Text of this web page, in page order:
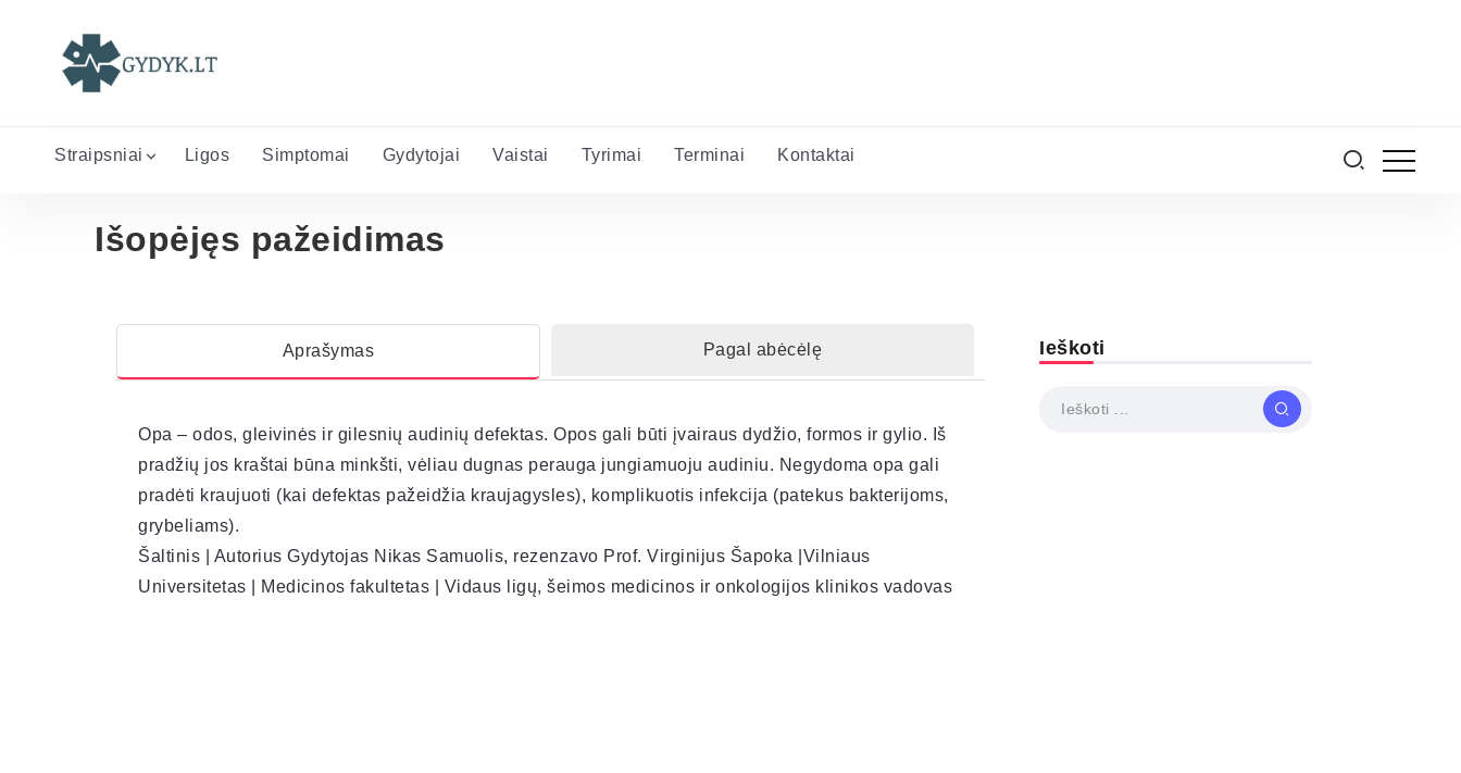
Straipsniai Ligos Simptomai Gydytojai Vaistai Tyrimai Terminai Kontaktai
Išopėjęs pažeidimas
Aprašymas Pagal abėcėlę
Opa – odos, gleivinės ir gilesnių audinių defektas. Opos gali būti įvairaus dydžio, formos ir gylio. Iš
pradžių jos kraštai būna minkšti, vėliau dugnas perauga jungiamuoju audiniu. Negydoma opa gali
pradėti kraujuoti (kai defektas pažeidžia kraujagysles), komplikuotis infekcija (patekus bakterijoms,
grybeliams).
Šaltinis | Autorius Gydytojas Nikas Samuolis, rezenzavo Prof. Virginijus Šapoka |Vilniaus
Universitetas | Medicinos fakultetas | Vidaus ligų, šeimos medicinos ir onkologijos klinikos vadovas
Ieškoti